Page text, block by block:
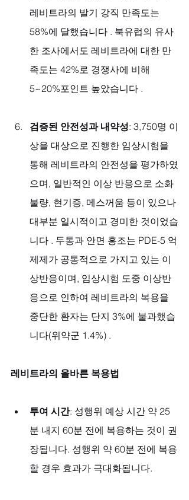
레비트라의 발기 강직 만족도는
58%에 달했습니다 . 북유럽의 유사
한 조사에서도 레비트라에 대한 만
족도는 42%로 경쟁사에 비해
5~20%포인트 높았습니다 .
검증된 안전성과 내약성: 3,750명 이
상을 대상으로 진행한 임상시험을
통해 레비트라의 안전성을 평가하였
으며, 일반적인 이상 반응으로 소화
불량, 현기증, 메스꺼움 등이 있으나
대부분 일시적이고 경미한 것이었습
니다 . 두통과 안면 홍조는 PDE-5 억
제제가 공통적으로 가지고 있는 이
상반응이며, 임상시험 도중 이상반
응으로 인하여 레비트라의 복용을
중단한 환자는 단지 3%에 불과했습
니다(위약군 1.4%) .
레비트라의 올바른 복용법
투여 시간: 성행위 예상 시간 약 25
분 내지 60분 전에 복용하는 것이 권
장됩니다. 성행위 약 60분 전에 복용
할 경우 효과가 극대화됩니다.